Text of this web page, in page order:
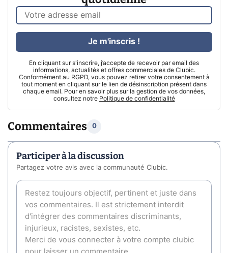
En cliquant sur s'inscrire, j’accepte de recevoir par email des
informations, actualités et offres commerciales de Clubic.
Conformément au RGPD, vous pouvez retirer votre consentement à
tout moment en cliquant sur le lien de désinscription présent dans
chaque email. Pour en savoir plus sur la gestion de vos données,
consultez notre Politique de confidentialité
Je m'inscris !
Commentaires 0
Participer à la discussion
Partagez votre avis avec la communauté Clubic.